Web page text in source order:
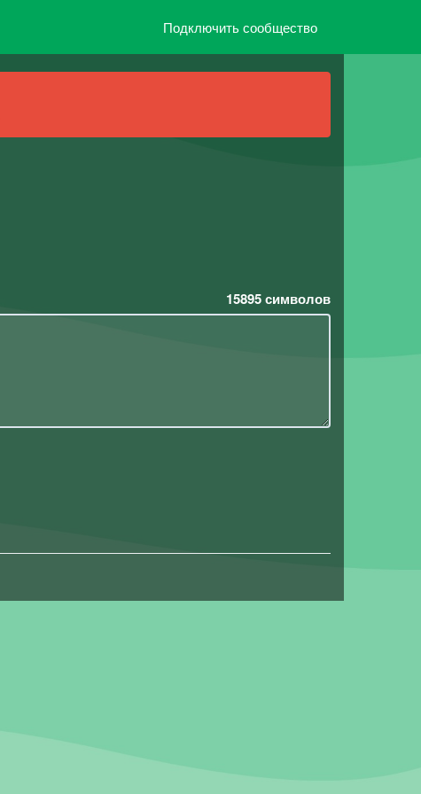
Подключить сообщество
15895символов